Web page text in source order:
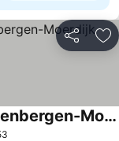
Partilhar
Fletcher Hotel-Restaurant Zevenbergen-Moerdijk